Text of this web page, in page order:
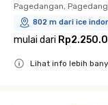
Pagedangan,
802 m dari ice
mulai dari
Lihat info lebih